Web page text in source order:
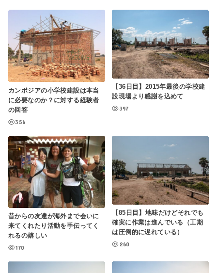
カンボジアの小学校建設は本当
に必要なのか？に対する経験者
の回答
356
【36日目】2015年最後の学校建
設現場より感謝を込めて
397
昔からの友達が海外まで会いに
来てくれたり活動を手伝ってく
れるの嬉しい
170
【85日目】地味だけどそれでも
確実に作業は進んでいる（工期
は圧倒的に遅れている）
260